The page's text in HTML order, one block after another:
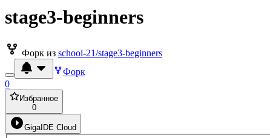
stage3-beginners
Форк из school-21/stage3-beginners
Форк
0
Избранное
0
GigaIDE Cloud